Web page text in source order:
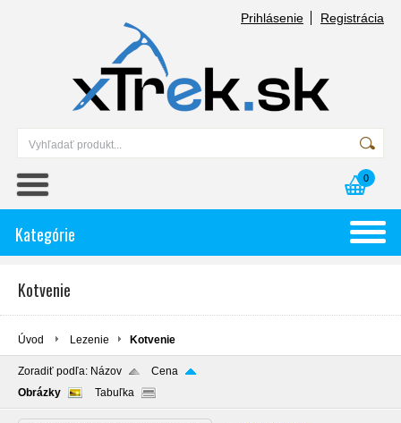
Prihlásenie Registrácia
0
Kategórie
Kotvenie
Úvod Lezenie Kotvenie
Zoradiť podľa: Názov
Cena
Obrázky
Tabuľka